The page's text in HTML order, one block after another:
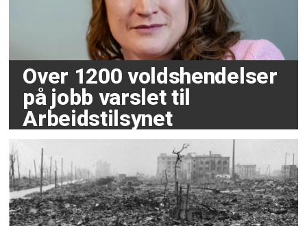
Over 1200 voldshendelser
på jobb varslet til
Arbeidstilsynet